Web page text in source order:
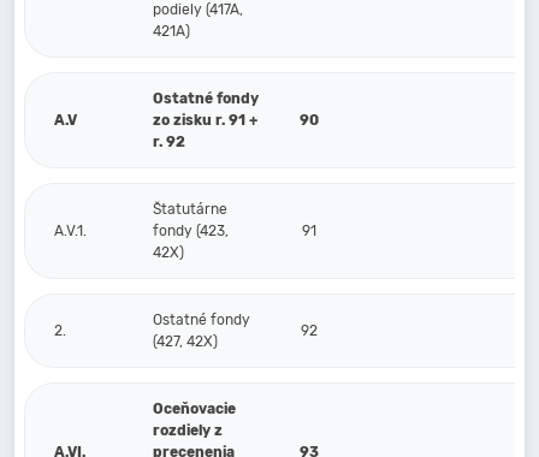
podiely (417A,
421A)
A.V
Ostatné fondy
zo zisku r. 91 +
r. 92
90
A.V.1.
Štatutárne
fondy (423,
42X)
91
2.
Ostatné fondy
(427, 42X)
92
A.VI.
Oceňovacie
rozdiely z
precenenia
93